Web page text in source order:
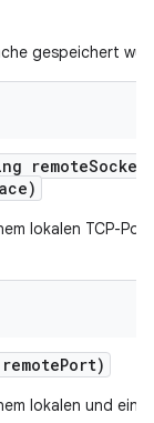
gespeichert
remoteSocket
lokalen TCP-
Port)
lokalen und